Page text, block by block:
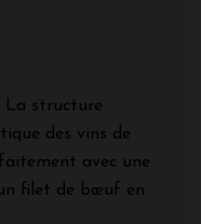
La structure
des vins de
avec une
filet de bœuf en